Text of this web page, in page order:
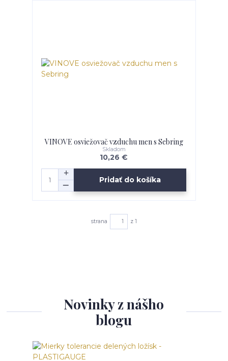
VINOVE osviežovač vzduchu men s Sebring
10,26 €
Skladom
Pridať do košíka
strana z 1
Novinky z nášho
blogu